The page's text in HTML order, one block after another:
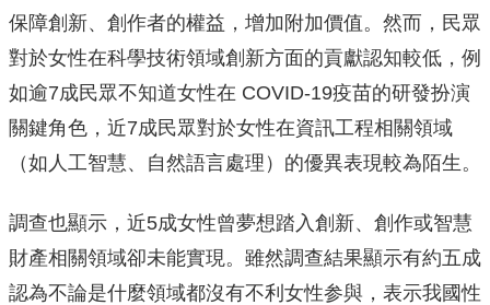
保障創新、創作者的權益，增加附加價值。然而，民眾
對於女性在科學技術領域創新方面的貢獻認知較低，例
如逾7成民眾不知道女性在 COVID-19疫苗的研發扮演
關鍵角色，近7成民眾對於女性在資訊工程相關領域
（如人工智慧、自然語言處理）的優異表現較為陌生。
調查也顯示，近5成女性曾夢想踏入創新、創作或智慧
財產相關領域卻未能實現。雖然調查結果顯示有約五成
認為不論是什麼領域都沒有不利女性参與，表示我國性